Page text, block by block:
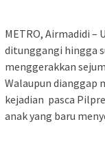
METRO, Airmadidi –
ditunggangi hingga
menggerakkan
Walaupun dianggap
kejadian pasca
anak yang baru